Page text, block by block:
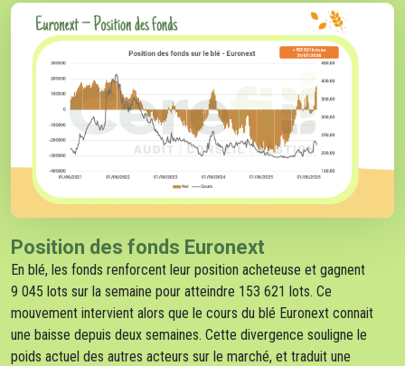
Position des fonds Euronext
En blé, les fonds renforcent leur position acheteuse et gagnent
9 045 lots sur la semaine pour atteindre 153 621 lots. Ce
mouvement intervient alors que le cours du blé Euronext connait
une baisse depuis deux semaines. Cette divergence souligne le
poids actuel des autres acteurs sur le marché, et traduit une